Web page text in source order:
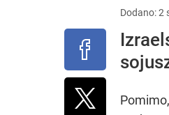
Farmacja: wzrost
Dodano:2